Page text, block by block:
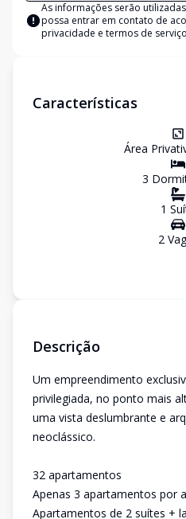
As informações serão
possa entrar em contato de
privacidade e termos de serviço
Características
Área
3
1
2
Descrição
Um empreendimento
privilegiada, no ponto mais
uma vista deslumbrante e
neoclássico.
32 apartamentos
Apenas 3 apartamentos por
Apartamentos de 2 suítes +